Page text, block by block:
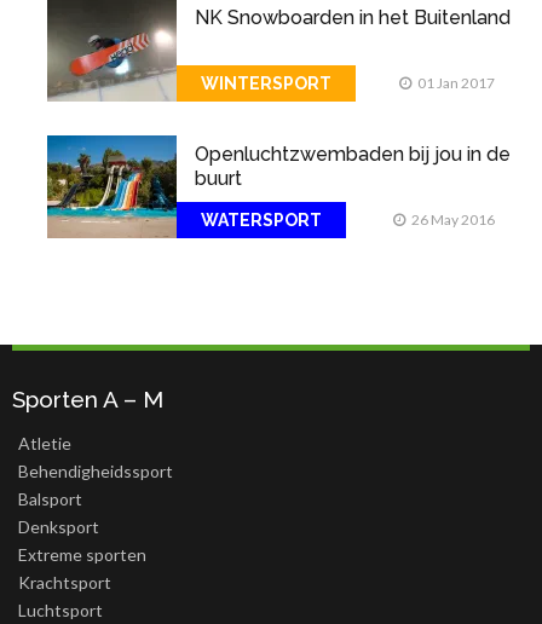
NK Snowboarden in het Buitenland
WINTERSPORT 01 Jan 2017
Openluchtzwembaden bij jou in de
buurt
WATERSPORT 26 May 2016
Sporten A – M
Atletie
Behendigheidssport
Balsport
Denksport
Extreme sporten
Krachtsport
Luchtsport